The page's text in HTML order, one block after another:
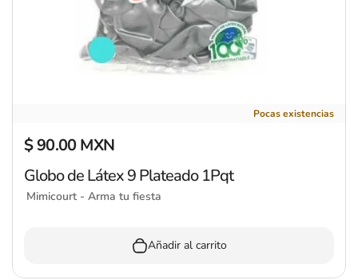
Pocas existencias
Precio regular
$ 90.00 MXN
Globo de Látex 9 Plateado 1Pqt
Mimicourt - Arma tu fiesta
Añadir al carrito